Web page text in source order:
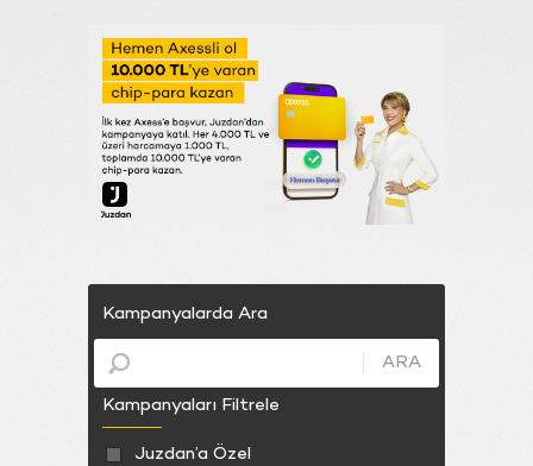
Kampanyalarda Ara
ARA
Kampanyaları Filtrele
Juzdan’a Özel